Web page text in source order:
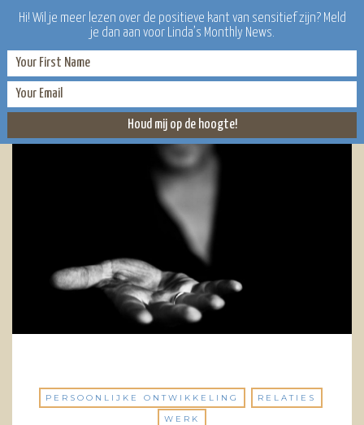
PERSOONLIJKE ONTWIKKELING
RELATIES
WERK
Hi! Wil je meer lezen over de positieve kant van sensitief zijn? Meld
je dan aan voor Linda’s Monthly News.